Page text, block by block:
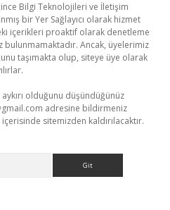
Bilgi Teknolojileri ve İletişim
bir Yer Sağlayıcı olarak hizmet
içerikleri proaktif olarak denetleme
bulunmamaktadır. Ancak, üyelerimiz
taşımakta olup, siteye üye olarak
olduğunu düşündüğünüz
adresine bildirmeniz
sitemizden kaldırılacaktır.